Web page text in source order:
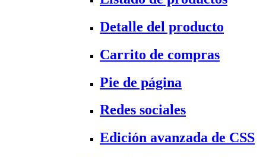
Detalle del producto
Carrito de compras
Pie de página
Redes sociales
Edición avanzada de CSS